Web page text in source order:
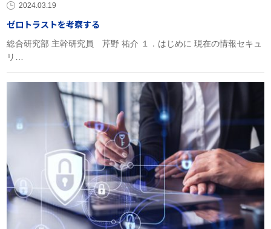
2024.03.19
ゼロトラストを考察する
総合研究部 主幹研究員 芹野 祐介 １．はじめに 現在の情報セキュ
リ…